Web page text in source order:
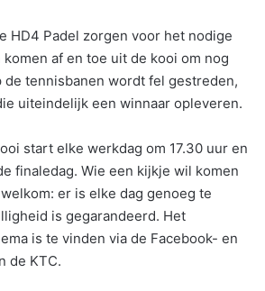
HD4 Padel zorgen voor het nodige
af en toe uit de kooi om nog
de tennisbanen wordt fel gestreden,
uiteindelijk een winnaar opleveren.
start elke werkdag om 17.30 uur en
finaledag. Wie een kijkje wil komen
er is elke dag genoeg te
is gegarandeerd. Het
is te vinden via de Facebook- en
de KTC.